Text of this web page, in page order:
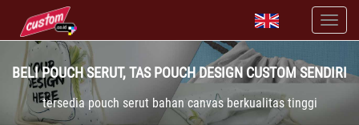
BELI POUCH SERUT, TAS POUCH DESIGN CUSTOM SENDIRI
tersedia pouch serut bahan canvas berkualitas tinggi